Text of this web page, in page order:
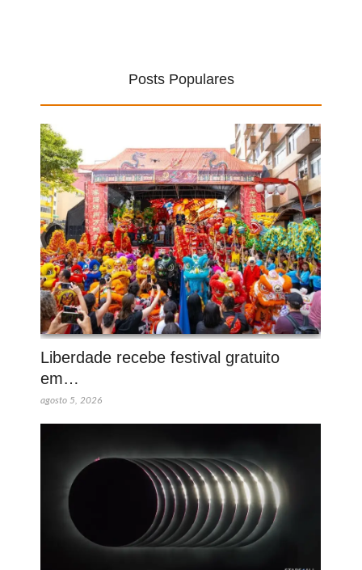
Posts Populares
Liberdade recebe festival gratuito
em…
agosto 5, 2026